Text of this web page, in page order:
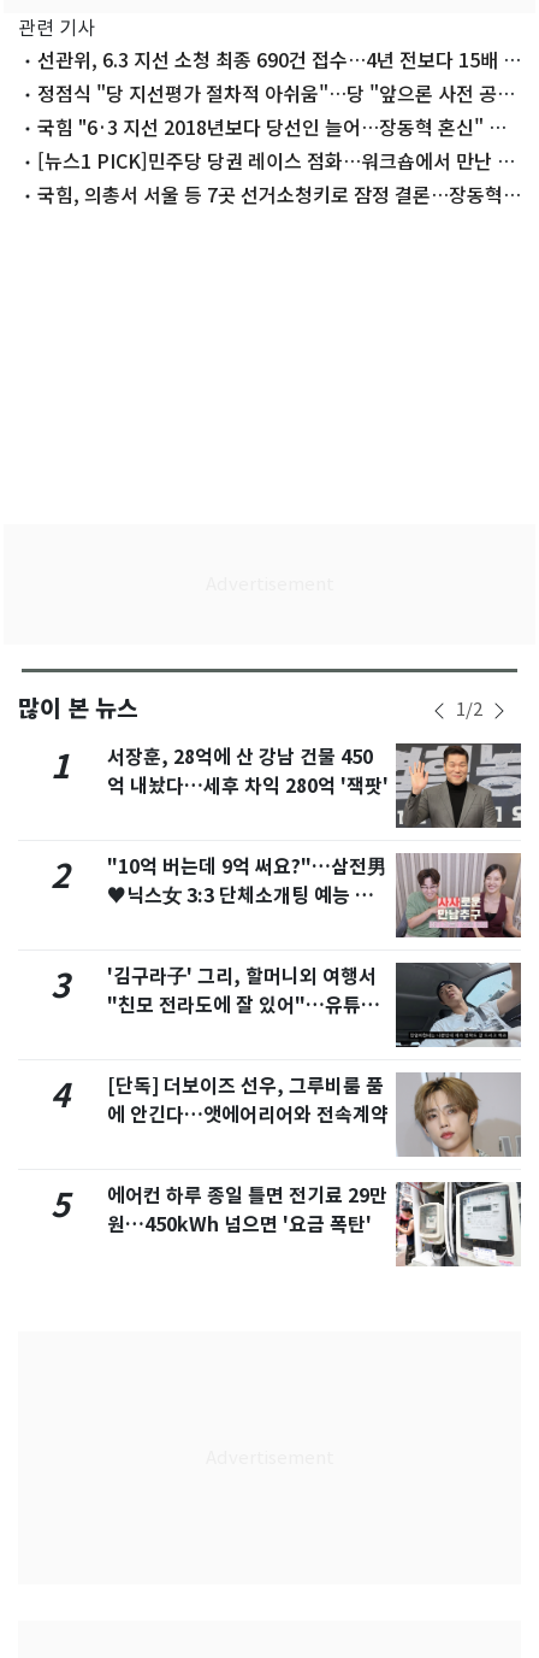
관련 기사
선관위, 6.3 지선 소청 최종 690건 접수…4년 전보다 15배 폭
증(종합)
정점식 "당 지선평가 절차적 아쉬움"…당 "앞으론 사전 공
유"국힘 "6·3 지선 2018년보다 당선인 늘어…장동혁 혼신" 자
평 [뉴스1 PICK]민주당 당권 레이스 점화…워크숍에서 만난 정
청래·김민석
국힘, 의총서 서울 등 7곳 선거소청키로 잠정 결론…장동혁
많이 본 뉴스 1/2
1
서장훈, 28억에 산 강남 건물 450
억 내놨다…세후 차익 280억 '잭팟'
2
"10억 버는데 9억 써요?"…삼전男
♥닉스女 3:3 단체소개팅 예능 화
3
'김구라子' 그리, 할머니외 여행서
"친모 전라도에 잘 있어"…유튜브
4
[단독] 더보이즈 선우, 그루비룸 품
에 안긴다…앳에어리어와 전속계약
5
에어컨 하루 종일 틀면 전기료 29만
원…450kWh 넘으면 '요금 폭탄'